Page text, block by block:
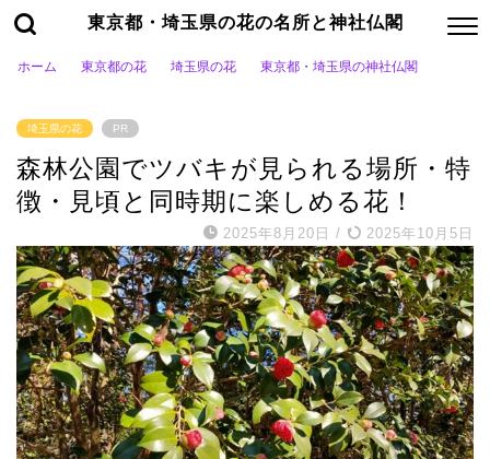
東京都・埼玉県の花の名所と神社仏閣
ホーム 東京都の花 埼玉県の花 東京都・埼玉県の神社仏閣
埼玉県の花 PR
森林公園でツバキが見られる場所・特
徴・見頃と同時期に楽しめる花！
2025年8月20日 / 2025年10月5日